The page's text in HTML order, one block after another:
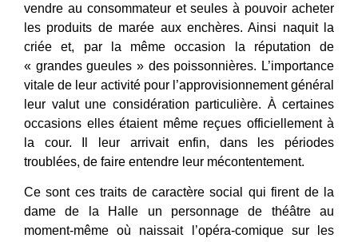
vendre au consommateur et seules à pouvoir acheter
les produits de marée aux enchères. Ainsi naquit la
criée et, par la même occasion la réputation de
« grandes gueules » des poissonnières. L’importance
vitale de leur activité pour l’approvisionnement général
leur valut une considération particulière. À certaines
occasions elles étaient même reçues officiellement à
la cour. Il leur arrivait enfin, dans les périodes
troublées, de faire entendre leur mécontentement.
Ce sont ces traits de caractère social qui firent de la
dame de la Halle un personnage de théâtre au
moment-même où naissait l’opéra-comique sur les